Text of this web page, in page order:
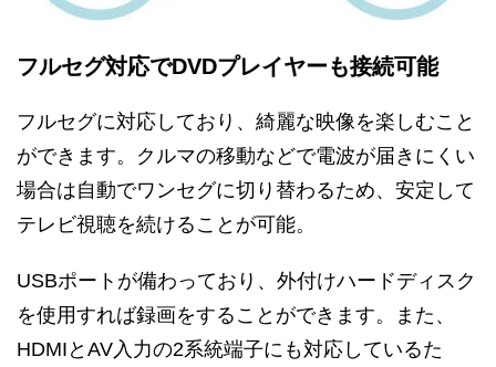
フルセグ対応でDVDプレイヤーも接続可能
フルセグに対応しており、綺麗な映像を楽しむこと
ができます。クルマの移動などで電波が届きにくい
場合は自動でワンセグに切り替わるため、安定して
テレビ視聴を続けることが可能。
USBポートが備わっており、外付けハードディスク
を使用すれば録画をすることができます。また、
HDMIとAV入力の2系統端子にも対応しているた